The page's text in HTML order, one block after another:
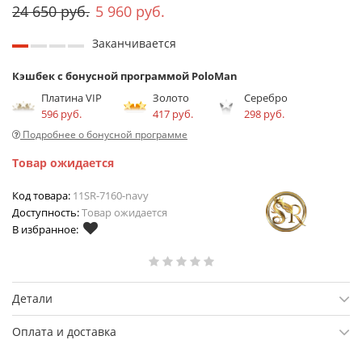
24 650 руб. 5 960 руб.
Заканчивается
Кэшбек с бонусной программой PoloMan
Платина VIP
596 руб.
Золото
417 руб.
Серебро
298 руб.
Подробнее о бонусной программе
Товар ожидается
Код товара: 11SR-7160-navy
Доступность:Товар ожидается
В избранное:
Детали
Оплата и доставка